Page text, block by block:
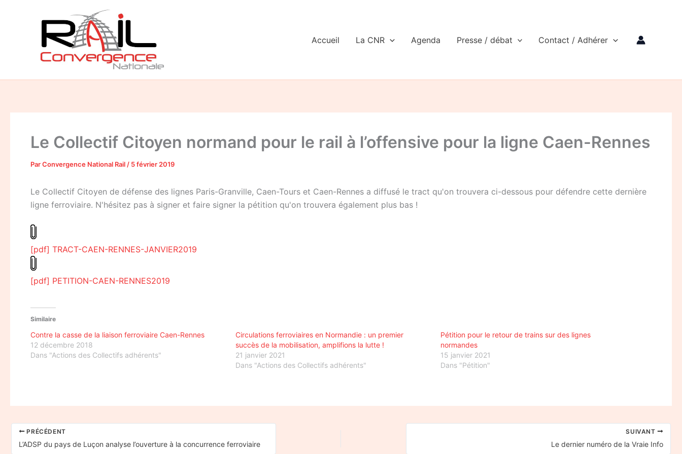
Accueil La CNR Agenda Presse / débat Contact / Adhérer
Le Collectif Citoyen normand pour le rail à l’offensive pour la ligne Caen-Rennes
ParConvergence National Rail / 5 février 2019
Le Collectif Citoyen de défense des lignes Paris-Granville, Caen-Tours et Caen-Rennes a diffusé le tract qu'on trouvera ci-dessous pour défendre cette dernière
ligne ferroviaire. N'hésitez pas à signer et faire signer la pétition qu'on trouvera également plus bas !
[pdf] TRACT-CAEN-RENNES-JANVIER2019
[pdf] PETITION-CAEN-RENNES2019
Similaire
Contre la casse de la liaison ferroviaire Caen-Rennes
12 décembre 2018
Dans "Actions des Collectifs adhérents"
Circulations ferroviaires en Normandie : un premier
succès de la mobilisation, amplifions la lutte !
21 janvier 2021
Dans "Actions des Collectifs adhérents"
Pétition pour le retour de trains sur des lignes
normandes
15 janvier 2021
Dans "Pétition"
PRÉCÉDENT
L’ADSP du pays de Luçon analyse l’ouverture à la concurrence ferroviaire
SUIVANT
Le dernier numéro de la Vraie Info